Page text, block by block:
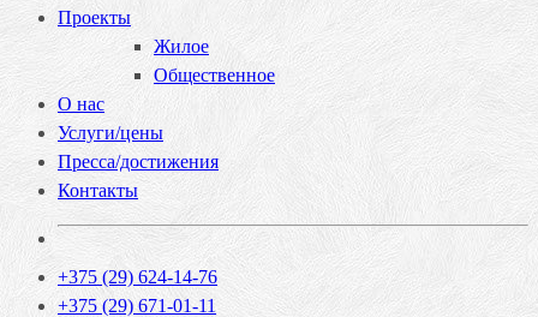
Проекты
Жилое
Общественное
О нас
Услуги/цены
Пресса/достижения
Контакты
+375 (29) 624-14-76
+375 (29) 671-01-11